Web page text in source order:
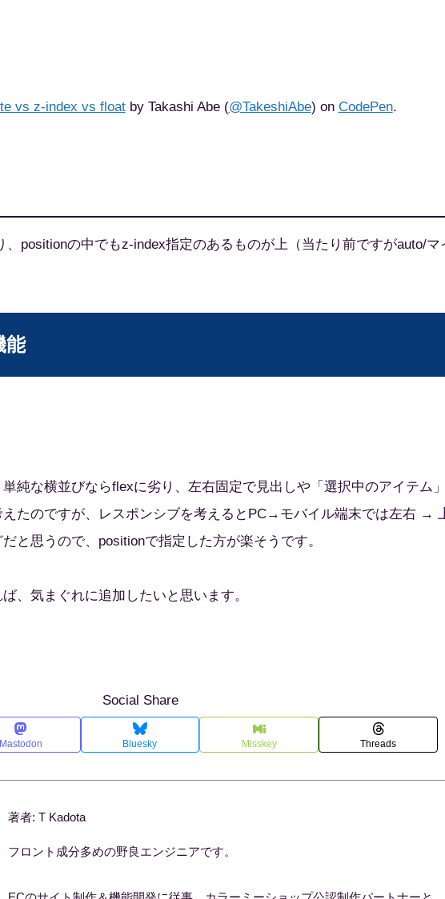
vs z-index vs floatby Takashi Abe (@TakeshiAbe) on CodePen.
、positionの中でもz-index指定のあるものが上（当たり前ですがauto/マ
能
純な横並びならflexに劣り、左右固定で見出しや「選択中のアイテム
たのですが、レスポンシブを考えるとPC→モバイル端末では左右 →
と思うので、positionで指定した方が楽そうです。
、気まぐれに追加したいと思います。
Social Share
Mastodon Bluesky Misskey Threads
著者: T Kadota
フロント成分多めの野良エンジニアです。